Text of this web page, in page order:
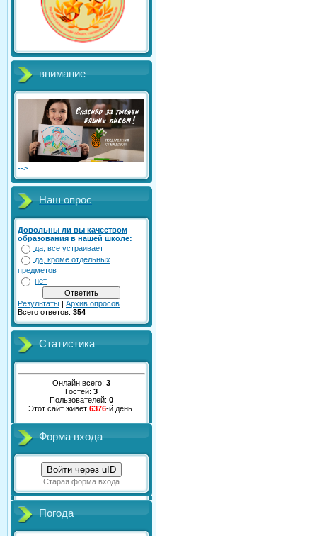
внимание
-->
Наш опрос
Довольны ли вы качеством
образования в нашей школе:
да, все устраивает
да, кроме отдельных
предметов
нет
Результаты | Архив опросов
Всего ответов: 354
Статистика
Онлайн всего: 3
Гостей: 3
Пользователей: 0
Этот сайт живет 6376-й день.
Форма входа
Войти через uID
Старая форма входа
Погода